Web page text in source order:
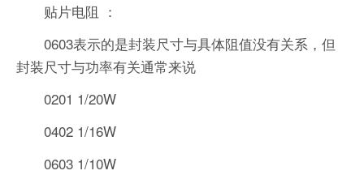
贴片电阻 ：
0603表示的是封装尺寸与具体阻值没有关系，但
封装尺寸与功率有关通常来说
0201 1/20W
0402 1/16W
0603 1/10W